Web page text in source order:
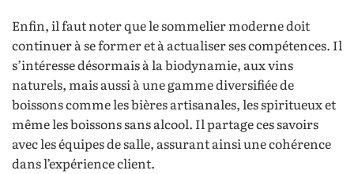
Enfin, il faut noter que le sommelier moderne doit
continuer à se former et à actualiser ses compétences. Il
s’intéresse désormais à la biodynamie, aux vins
naturels, mais aussi à une gamme diversifiée de
boissons comme les bières artisanales, les spiritueux et
même les boissons sans alcool. Il partage ces savoirs
avec les équipes de salle, assurant ainsi une cohérence
dans l’expérience client.